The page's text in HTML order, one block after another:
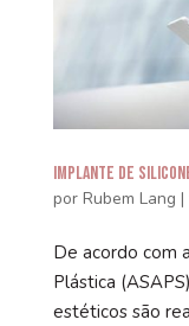
Implante de
por Rubem Lang |
De acordo com
Plástica
estéticos são